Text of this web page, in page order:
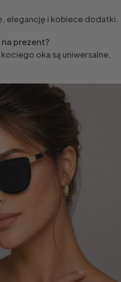
elegancję i kobiece dodatki.
prezent?
oka są uniwersalne,